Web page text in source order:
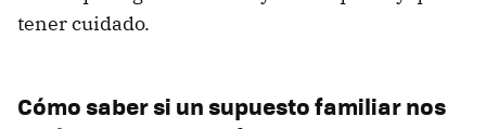
tener cuidado.
Cómo saber si un supuesto familiar nos